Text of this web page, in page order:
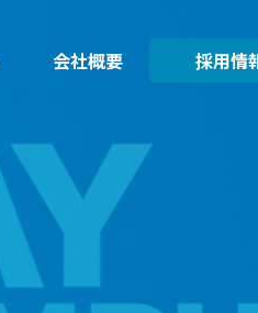
会社概要 採用情